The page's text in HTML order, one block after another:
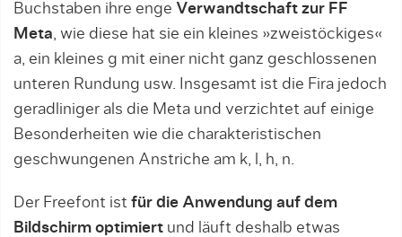
Buchstaben ihre enge Verwandtschaft zur FF
Meta, wie diese hat sie ein kleines »zweistöckiges«
a, ein kleines g mit einer nicht ganz geschlossenen
unteren Rundung usw. Insgesamt ist die Fira jedoch
geradliniger als die Meta und verzichtet auf einige
Besonderheiten wie die charakteristischen
geschwungenen Anstriche am k, l, h, n.
Der Freefont ist für die Anwendung auf dem
Bildschirm optimiert und läuft deshalb etwas